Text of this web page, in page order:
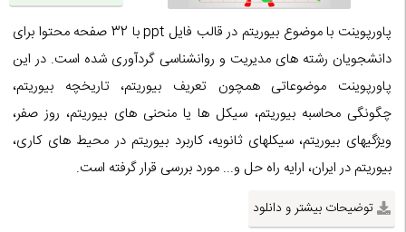
پاورپوینت با موضوع بیوریتم در قالب فایل ppt با 32 صفحه محتوا برای
دانشجویان رشته های مدیریت و روانشناسی گردآوری شده است. در این
پاورپوینت موضوعاتی همچون تعریف بیوریتم، تاریخچه بیوریتم،
چگونگی محاسبه بیوریتم، سیکل ها یا منحنی های بیوریتم، روز صفر،
ویژگیهای بیوریتم، سیکلهای ثانویه، کاربرد بیوریتم در محیط های کاری،
بیوریتم در ایران، ارایه راه حل و... مورد بررسی قرار گرفته است.
توضیحات بیشتر و دانلود